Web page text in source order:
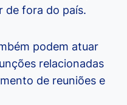
de fora do país.
podem atuar
relacionadas
de reuniões e